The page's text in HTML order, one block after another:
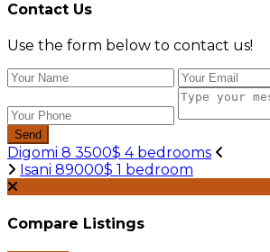
Contact Us
Use the form below to contact us!
Send
Digomi 8 3500$ 4 bedrooms
Isani 89000$ 1 bedroom
Compare Listings